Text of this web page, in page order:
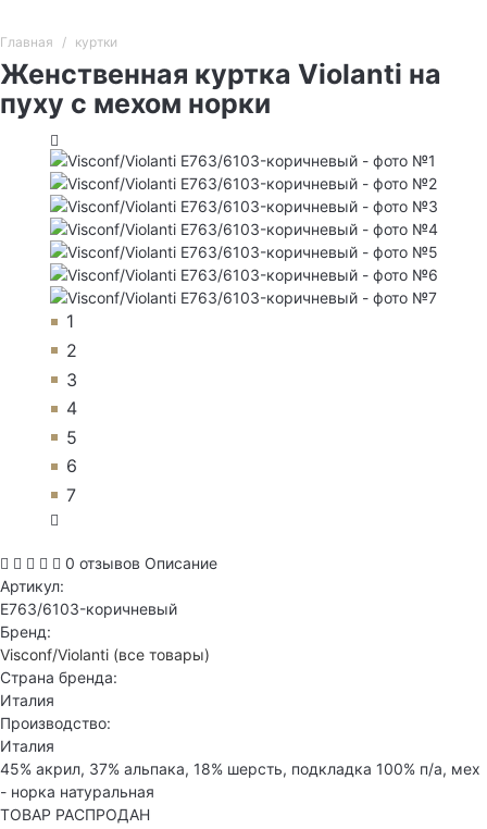
Главная куртки
Женственная куртка Violanti на
пуху с мехом норки
1
2
3
4
5
6
7
0 отзывов Описание
Артикул:
E763/6103-коричневый
Бренд:
Visconf/Violanti (все товары)
Страна бренда:
Италия
Производство:
Италия
45% акрил, 37% альпака, 18% шерсть, подкладка 100% п/а, мех
- норка натуральная
ТОВАР РАСПРОДАН